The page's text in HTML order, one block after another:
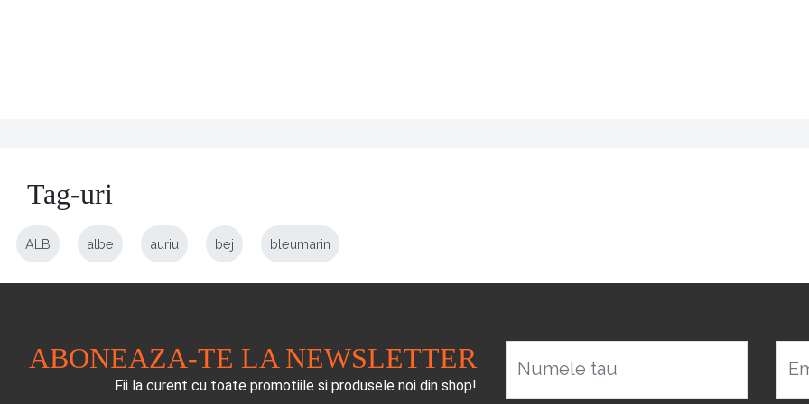
Tag-uri
ALB albe auriu bej bleumarin
ABONEAZA-TE LA NEWSLETTER
Fii la curent cu toate promotiile si produsele noi din shop!
Numele tau